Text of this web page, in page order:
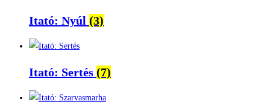
Itató: Nyúl (3)
Itató: Sertés (7)